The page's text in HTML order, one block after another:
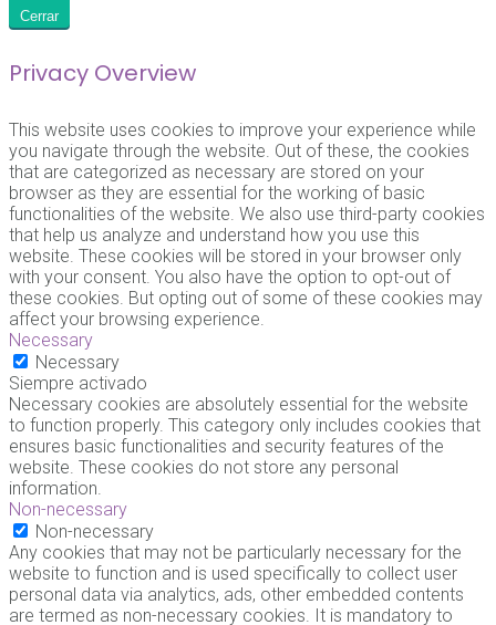
Cerrar
Privacy Overview
This website uses cookies to improve your experience while
you navigate through the website. Out of these, the cookies
that are categorized as necessary are stored on your
browser as they are essential for the working of basic
functionalities of the website. We also use third-party cookies
that help us analyze and understand how you use this
website. These cookies will be stored in your browser only
with your consent. You also have the option to opt-out of
these cookies. But opting out of some of these cookies may
affect your browsing experience.
Necessary
Necessary
Siempre activado
Necessary cookies are absolutely essential for the website
to function properly. This category only includes cookies that
ensures basic functionalities and security features of the
website. These cookies do not store any personal
information.
Non-necessary
Non-necessary
Any cookies that may not be particularly necessary for the
website to function and is used specifically to collect user
personal data via analytics, ads, other embedded contents
are termed as non-necessary cookies. It is mandatory to